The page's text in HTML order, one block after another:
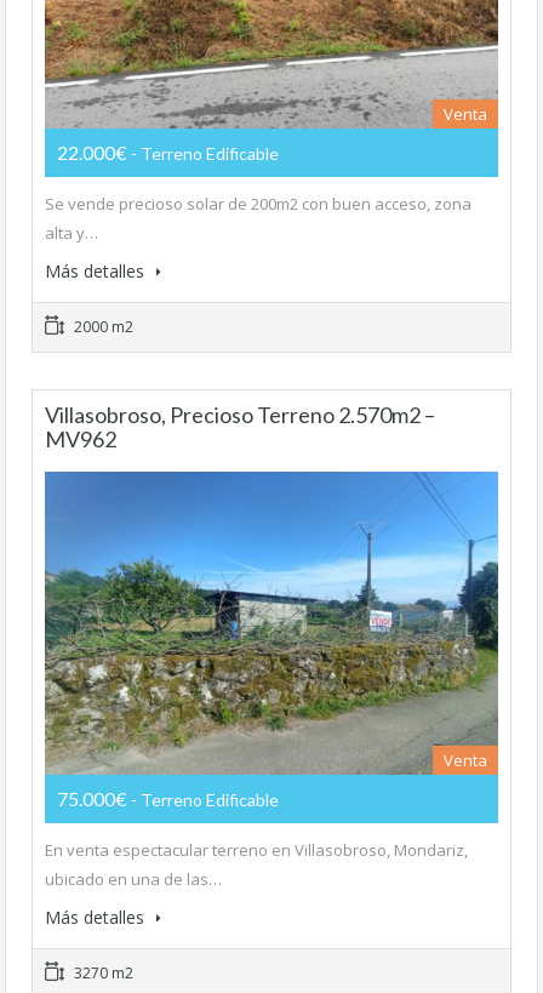
Venta
22.000€ - Terreno Edificable
Se vende precioso solar de 200m2 con buen acceso, zona
alta y…
Más detalles
2000 m2
Villasobroso, Precioso Terreno 2.570m2 –
MV962
Venta
75.000€ - Terreno Edificable
En venta espectacular terreno en Villasobroso, Mondariz,
ubicado en una de las…
Más detalles
3270 m2